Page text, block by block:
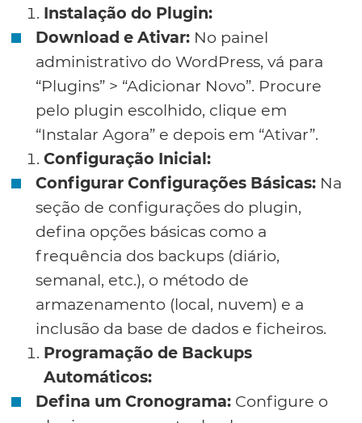
Instalação do Plugin:
Download e Ativar: No painel
administrativo do WordPress, vá para
“Plugins” > “Adicionar Novo”. Procure
pelo plugin escolhido, clique em
“Instalar Agora” e depois em “Ativar”.
Configuração Inicial:
Configurar Configurações Básicas: Na
seção de configurações do plugin,
defina opções básicas como a
frequência dos backups (diário,
semanal, etc.), o método de
armazenamento (local, nuvem) e a
inclusão da base de dados e ficheiros.
Programação de Backups
Automáticos:
Defina um Cronograma: Configure o